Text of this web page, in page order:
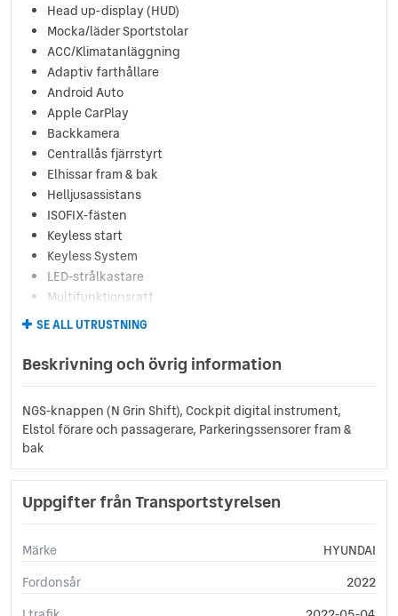
Head up-display (HUD)
Mocka/läder Sportstolar
ACC/Klimatanläggning
Adaptiv farthållare
Android Auto
Apple CarPlay
Backkamera
Centrallås fjärrstyrt
Elhissar fram & bak
Helljusassistans
ISOFIX-fästen
Keyless start
Keyless System
LED-strålkastare
Multifunktionsratt
Pekskärm
Rattpaddlar
Rattvärme
SE ALL UTRUSTNING
Beskrivning och övrig information
NGS-knappen (N Grin Shift), Cockpit digital instrument,
Elstol förare och passagerare, Parkeringssensorer fram &
bak
Uppgifter från Transportstyrelsen
Märke
HYUNDAI
Fordonsår
2022